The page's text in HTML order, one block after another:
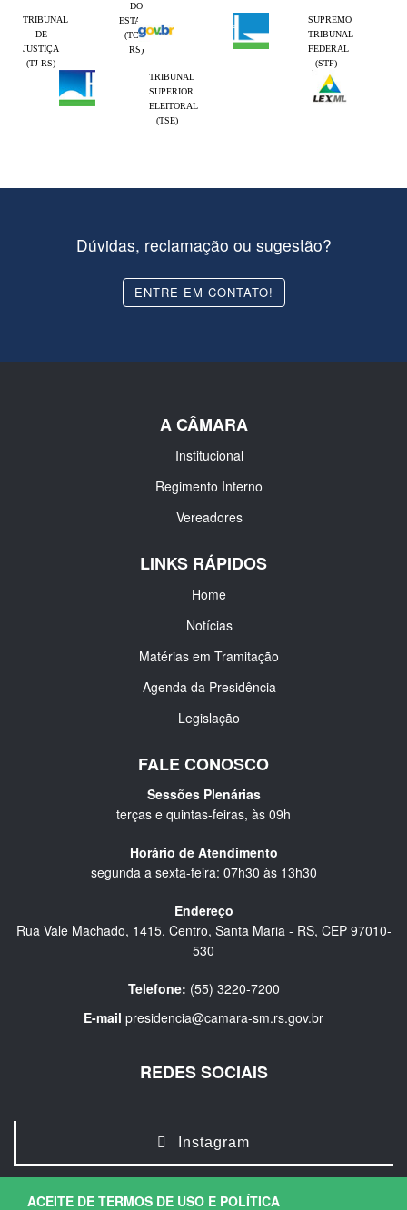
ACEITE DE TERMOS DE USO E POLÍTICA
DO
ESTADO
(TCE-
RS)
TRIBUNAL
DE
JUSTIÇA
(TJ-RS)
SUPREMO
TRIBUNAL
FEDERAL
(STF)
TRIBUNAL
SUPERIOR
ELEITORAL
(TSE)
Dúvidas, reclamação ou sugestão?
ENTRE EM CONTATO!
A CÂMARA
Institucional
Regimento Interno
Vereadores
LINKS RÁPIDOS
Home
Notícias
Matérias em Tramitação
Agenda da Presidência
Legislação
FALE CONOSCO
Sessões Plenárias
terças e quintas-feiras, às 09h
Horário de Atendimento
segunda a sexta-feira: 07h30 às 13h30
Endereço
Rua Vale Machado, 1415, Centro, Santa Maria - RS, CEP 97010-
530
Telefone: (55) 3220-7200
E-mail presidencia@camara-sm.rs.gov.br
REDES SOCIAIS
Instagram